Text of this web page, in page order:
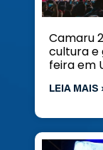
Camaru
cultura e
feira em
LEIA MAIS